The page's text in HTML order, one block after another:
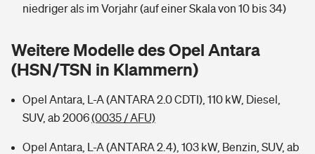
Hochwasser-Check: Wie gefährdet ist Ihr Haus?
Wer versichert was: Jetzt Versicherer finden
Sie haben Fragen?
Private Cyberversicherung
Musikinstrumentenversicherung
Zur Übersicht
Wer versichert was: Jetzt Versicherer finden
Sie haben Fragen?
Rentenrechner: Wie viel Geld bekomme ich im Alter?
niedriger als im Vorjahr (auf einer Skala von 10 bis 34)
Weitere Modelle des Opel Antara
(HSN/TSN in Klammern)
Opel Antara, L-A (ANTARA 2.0 CDTI), 110 kW, Diesel,
SUV, ab 2006(0035 / AFU)
Opel Antara, L-A (ANTARA 2.4), 103 kW, Benzin, SUV, ab